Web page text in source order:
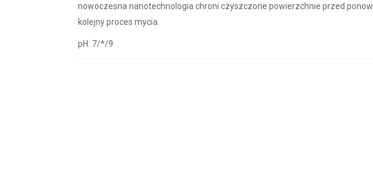
nowoczesna nanotechnologia chroni czyszczone powierzchnie przed
kolejny proces mycia.
pH: 7/*/9